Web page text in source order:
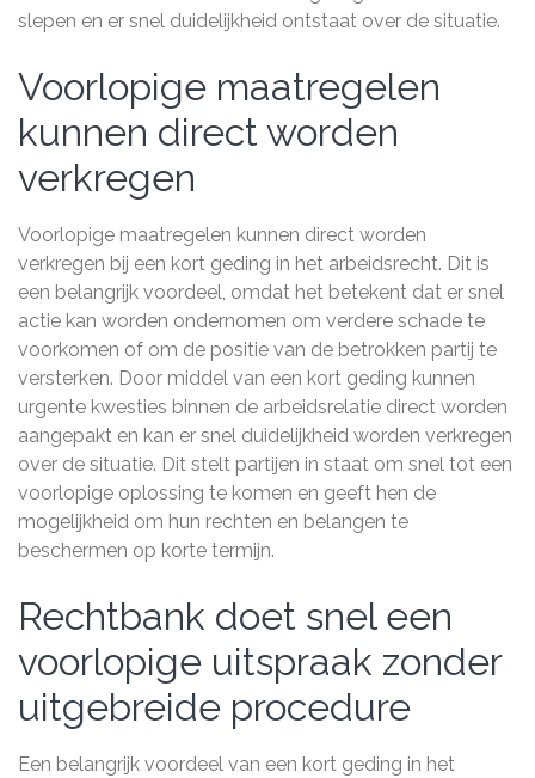
slepen en er snel duidelijkheid ontstaat over de situatie.
Voorlopige maatregelen
kunnen direct worden
verkregen
Voorlopige maatregelen kunnen direct worden
verkregen bij een kort geding in het arbeidsrecht. Dit is
een belangrijk voordeel, omdat het betekent dat er snel
actie kan worden ondernomen om verdere schade te
voorkomen of om de positie van de betrokken partij te
versterken. Door middel van een kort geding kunnen
urgente kwesties binnen de arbeidsrelatie direct worden
aangepakt en kan er snel duidelijkheid worden verkregen
over de situatie. Dit stelt partijen in staat om snel tot een
voorlopige oplossing te komen en geeft hen de
mogelijkheid om hun rechten en belangen te
beschermen op korte termijn.
Rechtbank doet snel een
voorlopige uitspraak zonder
uitgebreide procedure
Een belangrijk voordeel van een kort geding in het